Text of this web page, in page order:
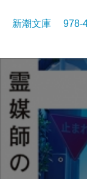
新潮文庫 978-